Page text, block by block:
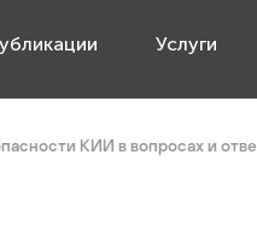
Услуги
КИИ в вопросах и